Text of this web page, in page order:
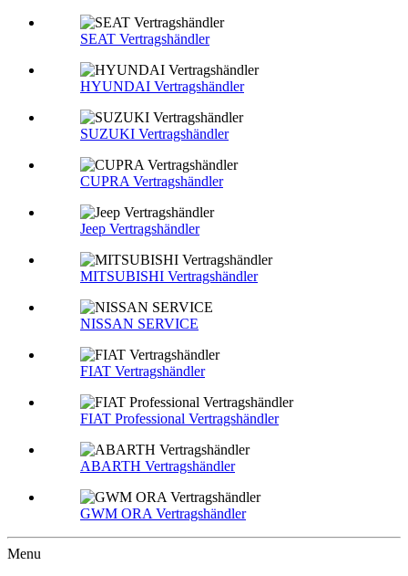
SEAT Vertragshändler
HYUNDAI Vertragshändler
SUZUKI Vertragshändler
CUPRA Vertragshändler
Jeep Vertragshändler
MITSUBISHI Vertragshändler
NISSAN SERVICE
FIAT Vertragshändler
FIAT Professional Vertragshändler
ABARTH Vertragshändler
GWM ORA Vertragshändler
Menu